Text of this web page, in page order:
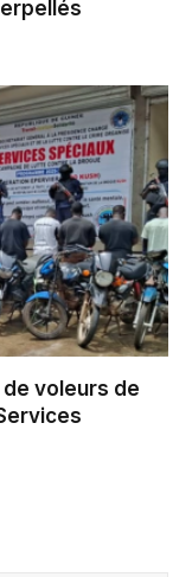
voleurs de